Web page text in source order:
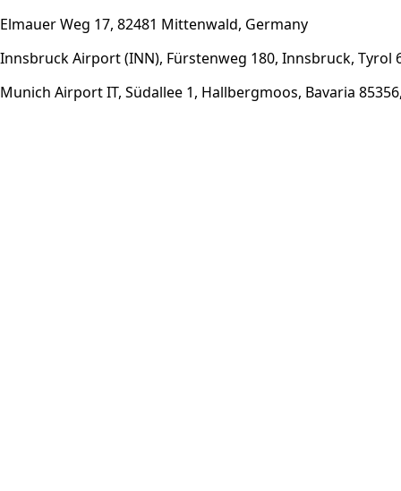
Elmauer Weg 17, 82481 Mittenwald, Germany
Innsbruck Airport (INN), Fürstenweg 180, Innsbruck, Tyrol
Munich Airport IT, Südallee 1, Hallbergmoos, Bavaria